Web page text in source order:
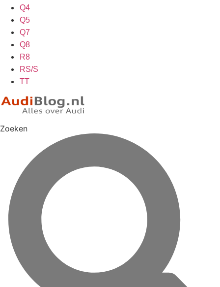
Q4
Q5
Q7
Q8
R8
RS/S
TT
Zoeken